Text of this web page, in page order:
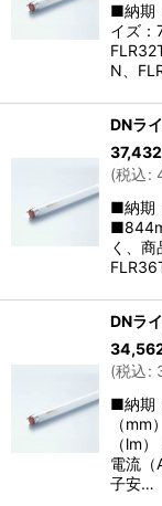
■納期
イズ
N、
DNラ
37,432
(税込:
■納期
く、
DNラ
(税込:
■納期
（
（lm
電流
子安…